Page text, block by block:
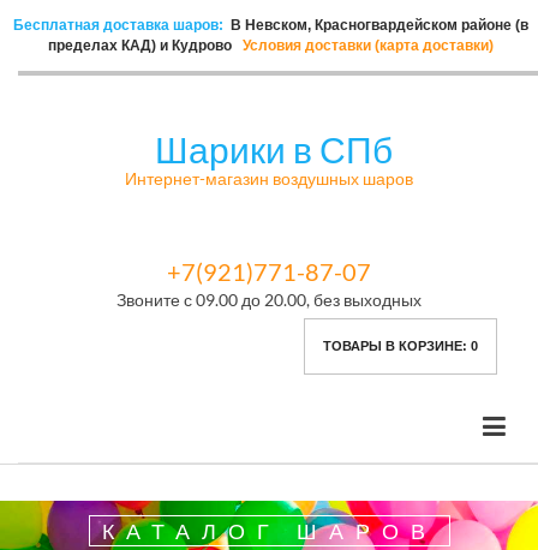
Бесплатная доставка шаров:
В Невском, Красногвардейском районе (в
пределах КАД) и Кудрово
Условия доставки (карта доставки)
Шарики в СПб
Интернет-магазин воздушных шаров
+7(921)771-87-07
Звоните с 09.00 до 20.00, без выходных
ТОВАРЫ В КОРЗИНЕ: 0
КАТАЛОГ ШАРОВ